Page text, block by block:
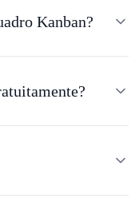
Kanban?